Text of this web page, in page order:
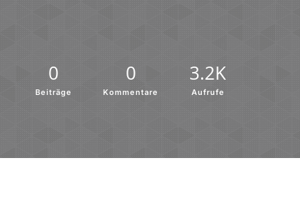
0
Beiträge
0
Kommentare
3.2K
Aufrufe